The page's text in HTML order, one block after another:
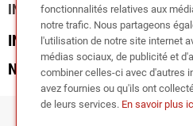
INFORMATION
INFOS PRATIQUES
NOS CATÉGORIES
fonctionnalités relatives aux
notre trafic. Nous partageons
l'utilisation de notre site internet
médias sociaux, de publicité et
combiner celles-ci avec d'autres
avez fournies ou qu'ils ont
de leurs services. En savoir plus